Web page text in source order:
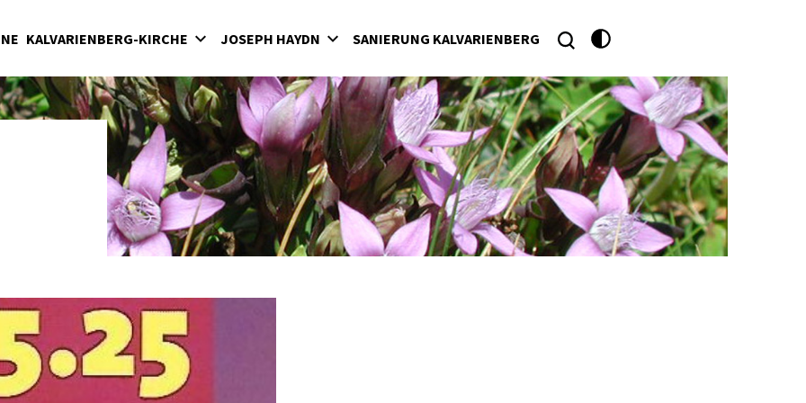
KALVARIENBERG-KIRCHE
JOSEPH HAYDN
Haydn-Mausoleum
Feierliche Messen in der Bergkirche unter
Fürst Nikolaus II. Esterházy
Seit 1898: Karfreitagsaufführungen der
"Sieben letzten Worte des Erlösers am
Kreuze" von Joseph Haydn in der Bergkirche
Haydnjahr 2009: Haydnpflege in der
SANIERUNG KALVARIENBERG